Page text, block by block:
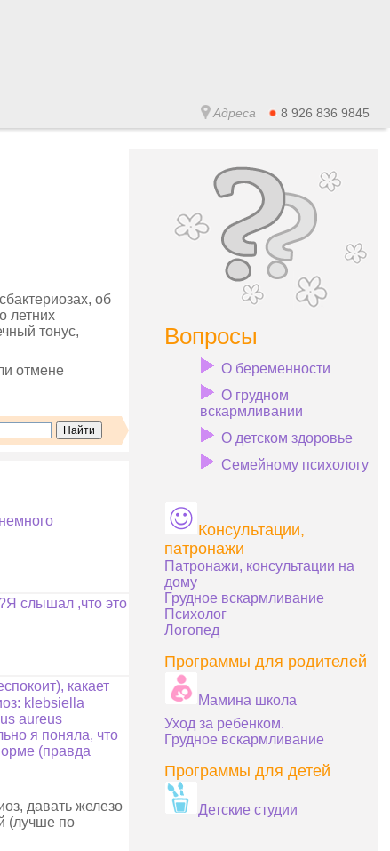
Адреса 8 926 836 9845
об
летних
тонус,
отмене
слышал ,что это
какает
klebsiella
aureus
я поняла, что
(правда
давать железо
(лучше по
Вопросы
О беременности
О грудном
вскармливании
О детском здоровье
Семейному психологу
Консультации,
патронажи
Патронажи, консультации на
дому
Грудное вскармливание
Психолог
Логопед
Программы для родителей
Мамина школа
Уход за ребенком.
Грудное вскармливание
Программы для детей
Детские студии